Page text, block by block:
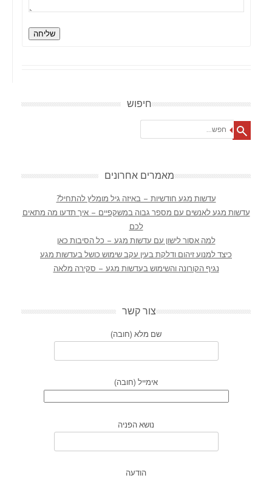
שליחה
חיפוש
מאמרים אחרונים
עדשות מגע חודשיות – באיזה גיל מומלץ להתחיל?
עדשות מגע לאנשים עם מספר גבוה במשקפיים – איך תדעו מה מתאים
לכם
למה אסור לישון עם עדשות מגע – כל הסיבות כאן
כיצד למנוע זיהום ודלקת בעין עקב שימוש כושל בעדשות מגע
נגיף הקורונה והשימוש בעדשות מגע – סקירה מלאה
צור קשר
שם מלא (חובה)
אימייל (חובה)
נושא הפניה
הודעה